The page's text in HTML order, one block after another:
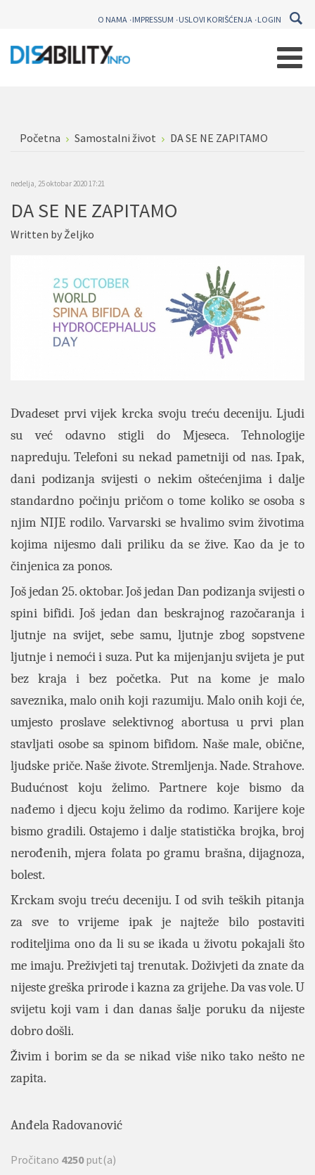
O NAMA IMPRESSUM USLOVI KORIŠĆENJA LOGIN
Početna Samostalni život DA SE NE ZAPITAMO
nedelja, 25 oktobar 2020 17:21
DA SE NE ZAPITAMO
Written byŽeljko
Dvadeset prvi vijek krcka svoju treću deceniju. Ljudi
su već odavno stigli do Mjeseca. Tehnologije
napreduju. Telefoni su nekad pametniji od nas. Ipak,
dani podizanja svijesti o nekim oštećenjima i dalje
standardno počinju pričom o tome koliko se osoba s
njim NIJE rodilo. Varvarski se hvalimo svim životima
kojima nijesmo dali priliku da se žive. Kao da je to
činjenica za ponos.
Još jedan 25. oktobar. Još jedan Dan podizanja svijesti o
spini bifidi. Još jedan dan beskrajnog razočaranja i
ljutnje na svijet, sebe samu, ljutnje zbog sopstvene
ljutnje i nemoći i suza. Put ka mijenjanju svijeta je put
bez kraja i bez početka. Put na kome je malo
saveznika, malo onih koji razumiju. Malo onih koji će,
umjesto proslave selektivnog abortusa u prvi plan
stavljati osobe sa spinom bifidom. Naše male, obične,
ljudske priče. Naše živote. Stremljenja. Nade. Strahove.
Budućnost koju želimo. Partnere koje bismo da
nađemo i djecu koju želimo da rodimo. Karijere koje
bismo gradili. Ostajemo i dalje statistička brojka, broj
nerođenih, mjera folata po gramu brašna, dijagnoza,
bolest.
Krckam svoju treću deceniju. I od svih teških pitanja
za sve to vrijeme ipak je najteže bilo postaviti
roditeljima ono da li su se ikada u životu pokajali što
me imaju. Preživjeti taj trenutak. Doživjeti da znate da
nijeste greška prirode i kazna za grijehe. Da vas vole. U
svijetu koji vam i dan danas šalje poruku da nijeste
dobro došli.
Živim i borim se da se nikad više niko tako nešto ne
zapita.
Anđela Radovanović
Pročitano 4250put(a)